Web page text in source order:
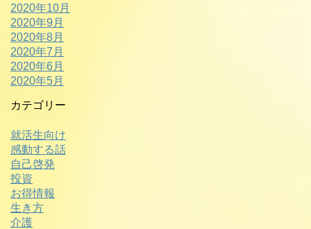
2020年10月
2020年9月
2020年8月
2020年7月
2020年6月
2020年5月
カテゴリー
就活生向け
感動する話
自己啓発
投資
お得情報
生き方
介護